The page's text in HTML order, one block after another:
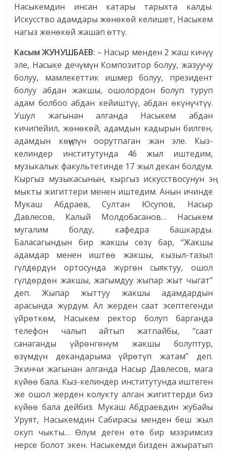
Насыкемдин инсан катары тарыхта калды.
Искусство адамдары жөнөкөй келишет, Насыкем
нагыз жөнөкөй жашап өттү.
Касым ЖУНУШБАЕВ: – Насыр менден 2 жаш кичүү
эле, Насыке дечүмүн Композитор болуу, жазуучу
болуу, мамлекеттик ишмер болуу, президент
болуу абдан жакшы, ошолордон болуп туруп
адам болбоо абдан кейиштүү, абдан өкүнүчтүү.
Ушул жагынан алганда Насыкем абдан
кичипейил, жөнөкөй, адамдын кадырын билген,
адамдын көңүлүн оорутпаган жан эле. Кыз-
келиндер институтунда 46 жыл иштедим,
музыкалык факультетинде 17 жыл декан болдум.
Кыргыз музыкасынын, кыргыз искусствосунун эң
мыкты жигиттери менен иштедим. Анын ичинде
Мукаш Абдраев, Султан Юсупов, Насыр
Давлесов, Калый Молдобасанов… Насыкем
мугалим болду, кафедра башкарды.
Баласагындын бир жакшы сөзү бар, “Жакшы
адамдар менен иштөө жакшы, кызыл-тазыл
гүлдөрдүн ортосунда жүргөн сыяктуу, ошол
гүлдөрдөн жакшы, жагымдуу жыпар жыт чыгат”
деп. Жыпар жыттуу жакшы адамдардын
арасында жүрдүм. Ал жерден саат эсептегенди
үйрөткөм, Насыкем ректор болуп барганда
телефон чалып айтып жатпайбы, “саат
санаганды үйрөнгөнүм жакшы болуптур,
өзүмдүн декандарыма үйрөтүп жатам” деп.
Экинчи жагынан алганда Насыр Давлесов, мага
күйөө бала. Кыз-келиндер институтунда иштеген
же ошол жерден колукту алган жигиттерди биз
күйөө бала дейбиз. Мукаш Абдраевдин жубайы
Уруят, Насыкемдин Сабирасы менден беш жыл
окуп чыкты… Өлүм деген өтө бир мээримсиз
нерсе болот экен. Насыкемди бизден ажыратып